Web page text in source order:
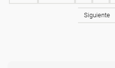
Siguiente